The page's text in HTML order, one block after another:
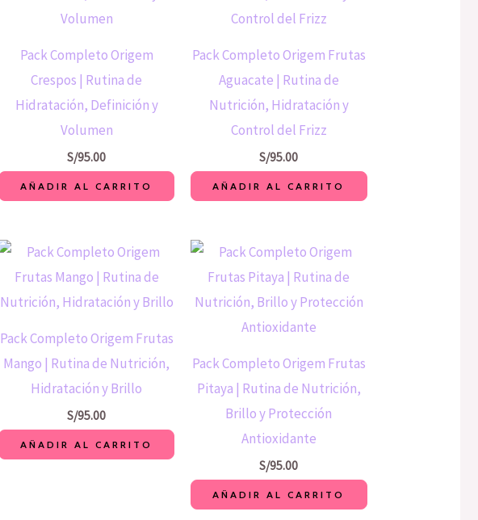
Pack Completo Origem
Crespos | Rutina de
Hidratación, Definición y
Volumen
S/95.00
AÑADIR AL CARRITO
Pack Completo Origem Frutas
Aguacate | Rutina de
Nutrición, Hidratación y
Control del Frizz
S/95.00
AÑADIR AL CARRITO
Pack Completo Origem Frutas
Mango | Rutina de Nutrición,
Hidratación y Brillo
S/95.00
AÑADIR AL CARRITO
Pack Completo Origem Frutas
Pitaya | Rutina de Nutrición,
Brillo y Protección
Antioxidante
S/95.00
AÑADIR AL CARRITO